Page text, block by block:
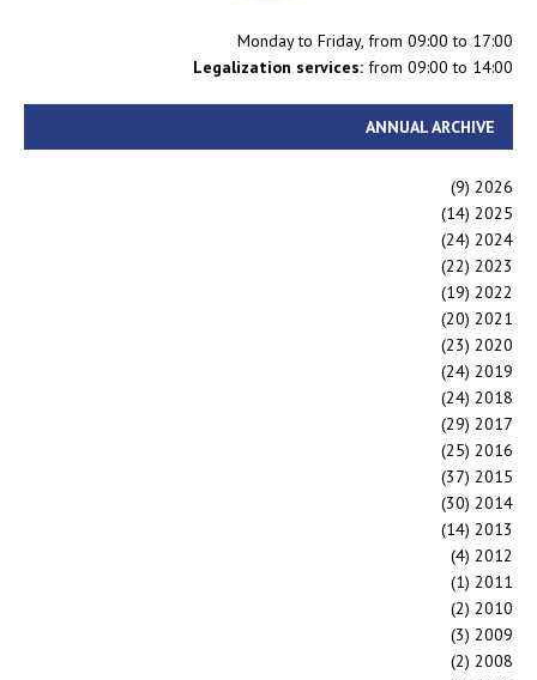
Monday to Friday, from 09:00 to 17:00
Legalization services: from 09:00 to 14:00
ANNUAL ARCHIVE
2026
(9)
2025
(14)
2024
(24)
2023
(22)
2022
(19)
2021
(20)
2020
(23)
2019
(24)
2018
(24)
2017
(29)
2016
(25)
2015
(37)
2014
(30)
2013
(14)
2012
(4)
2011
(1)
2010
(2)
2009
(3)
2008
(2)